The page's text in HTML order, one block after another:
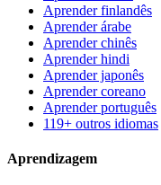
Aprender finlandês
Aprender árabe
Aprender chinês
Aprender hindi
Aprender japonês
Aprender coreano
Aprender português
119+ outros idiomas
Aprendizagem